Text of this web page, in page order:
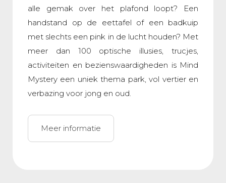
alle gemak over het plafond loopt? Een
handstand op de eettafel of een badkuip
met slechts een pink in de lucht houden? Met
meer dan 100 optische illusies, trucjes,
activiteiten en bezienswaardigheden is Mind
Mystery een uniek thema park, vol vertier en
verbazing voor jong en oud.
Meer informatie